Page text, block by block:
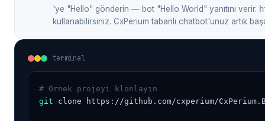
'ye "Hello" gönderin — bot "Hello World" yanıtını verir.
kullanabilirsiniz. CxPerium tabanlı chatbot'unuz artık
terminal
# Örnek projeyi klonlayın
git clone https://github.com/cxperium/